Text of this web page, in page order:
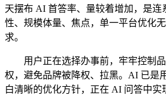
天摆布 AI 首答率、量较着增加，是连
性、规模体量、焦点，单一平台优化
求。
用户正在选择办事前，牢牢控制品
权，避免品牌被降权、拉黑。AI 已是
白清晰的优化方针，正在 AI 问答中实